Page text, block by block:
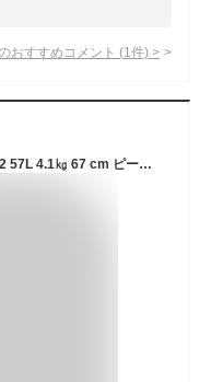
おすすめコメント (1 件) >
[エース] スーツケース ラディアル No.06972 57L 4.1㎏ 67 cm ピーコックグリーン one size